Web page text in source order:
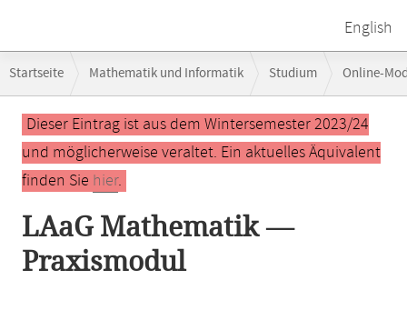
English
Navigation
Startseite Mathematik und Informatik Studium Online-
Hauptinhalt
Dieser Eintrag ist aus dem Wintersemester 2023/24
und möglicherweise veraltet. Ein aktuelles Äquivalent
finden Sie hier.
LAaG Mathematik —
Praxismodul